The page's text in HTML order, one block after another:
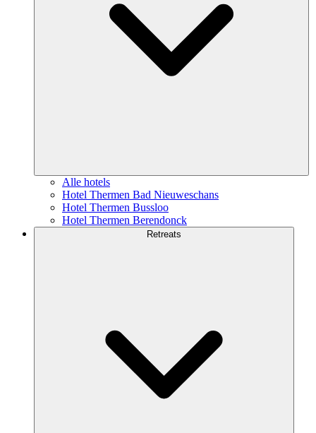
Alle hotels
Hotel Thermen Bad Nieuweschans
Hotel Thermen Bussloo
Hotel Thermen Berendonck
Retreats